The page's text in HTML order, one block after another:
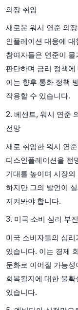
의장 취임
새로운 워시 연준 의
인플레이션 대응에
참여자들은 연준이
판단하며 금리 정책
이는 향후 통화 정책
작용할 수 있습니다.
2. 베센트, 워시 연준
전망
새로 취임한 워시 연
디스인플레이션을 전
기대를 높이며 시장
하지만 그의 발언이
지켜봐야 합니다.
3. 미국 소비 심리 부
미국 소비자들의 심
있습니다. 이는 경제
둔화로 이어질 가능
회복될지에 대한 불
있습니다.